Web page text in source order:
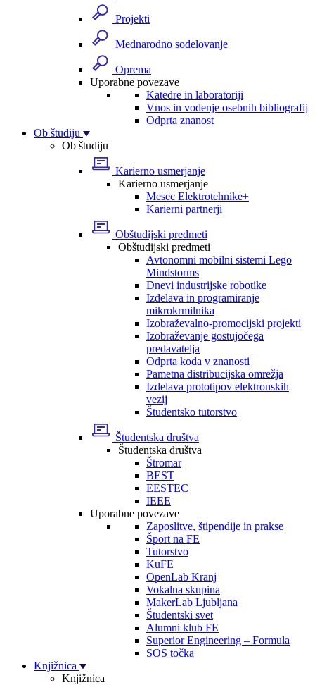
Projekti
Mednarodno sodelovanje
Oprema
Uporabne povezave
Katedre in laboratoriji
Vnos in vodenje osebnih bibliografij
Odprta znanost
Ob študiju
Ob študiju
Karierno usmerjanje
Karierno usmerjanje
Mesec Elektrotehnike+
Karierni partnerji
Obštudijski predmeti
Obštudijski predmeti
Avtonomni mobilni sistemi Lego
Mindstorms
Dnevi industrijske robotike
Izdelava in programiranje
mikrokrmilnika
Izobraževalno-promocijski projekti
Izobraževanje gostujočega
predavatelja
Odprta koda v znanosti
Pametna distribucijska omrežja
Izdelava prototipov elektronskih
vezij
Študentsko tutorstvo
Študentska društva
Študentska društva
Štromar
BEST
EESTEC
IEEE
Uporabne povezave
Zaposlitve, štipendije in prakse
Šport na FE
Tutorstvo
KuFE
OpenLab Kranj
Vokalna skupina
MakerLab Ljubljana
Študentski svet
Alumni klub FE
Superior Engineering – Formula
SOS točka
Knjižnica
Knjižnica